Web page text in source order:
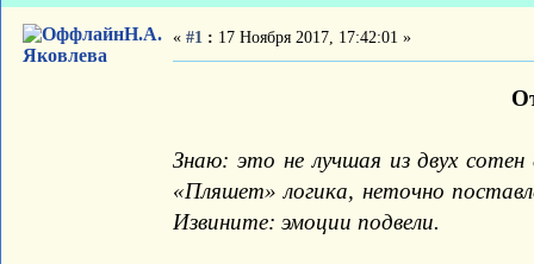
Н.А.
Яковлева
« #1 : 17 Ноября 2017, 17:42:01 »
Знаю: это не лучшая из двух
«Пляшет» логика, неточно
Извините: эмоции подвели.